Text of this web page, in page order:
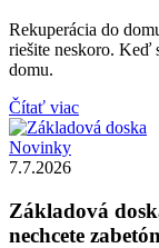
Rekuperácia do
riešite neskoro. Keď
domu.
Čítať viac
Novinky
7.7.2026
Základová
nechcete